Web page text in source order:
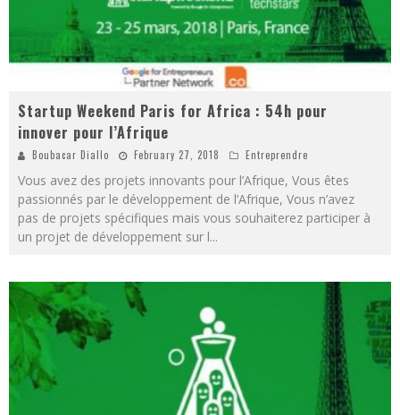
Startup Weekend Paris for Africa : 54h pour
innover pour l’Afrique
Boubacar Diallo February 27, 2018 Entreprendre
Vous avez des projets innovants pour l’Afrique, Vous êtes
passionnés par le développement de l’Afrique, Vous n’avez
pas de projets spécifiques mais vous souhaiterez participer à
un projet de développement sur l...